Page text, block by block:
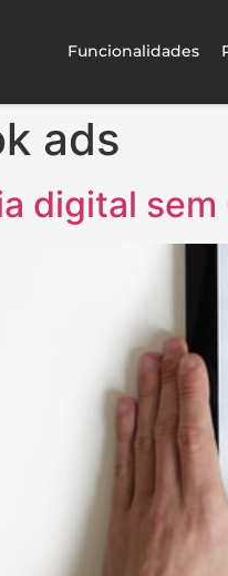
Funcionalidades
ads
digital